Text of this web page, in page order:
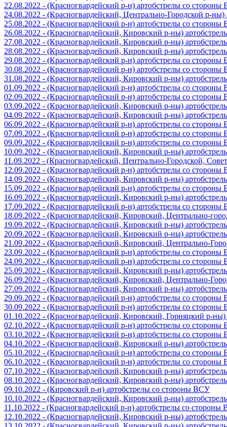
22.08.2022 - (Красногвардейский р-н) артобстрелы со
24.08.2022 - (Красногвардейский, Центрально-Городской р-
25.08.2022 - (Красногвардейский р-н) артобстрелы со
26.08.2022 - (Красногвардейский, Кировский р-ны)
27.08.2022 - (Красногвардейский, Кировский р-ны)
28.08.2022 - (Красногвардейский, Кировский р-ны)
29.08.2022 - (Красногвардейский р-н) артобстрелы со
30.08.2022 - (Красногвардейский р-н) артобстрелы со
31.08.2022 - (Красногвардейский, Кировский р-ны)
01.09.2022 - (Красногвардейский р-н) артобстрелы со
02.09.2022 - (Красногвардейский р-н) артобстрелы со
03.09.2022 - (Красногвардейский, Кировский р-ны)
04.09.2022 - (Красногвардейский, Кировский р-ны)
06.09.2022 - (Красногвардейский р-н) артобстрелы со
07.09.2022 - (Красногвардейский р-н) артобстрелы со
09.09.2022 - (Красногвардейский р-н) артобстрелы со
10.09.2022 - (Красногвардейский, Кировский р-ны)
11.09.2022 - (Красногвардейский, Центрально-Городской,
12.09.2022 - (Красногвардейский р-н) артобстрелы со
14.09.2022 - (Красногвардейский, Кировский р-ны)
15.09.2022 - (Красногвардейский р-н) артобстрелы со
16.09.2022 - (Красногвардейский, Кировский р-ны)
17.09.2022 - (Красногвардейский р-н) артобстрелы со
18.09.2022 - (Красногвардейский, Кировский, Центрально-
19.09.2022 - (Красногвардейский, Кировский р-ны)
20.09.2022 - (Красногвардейский, Кировский р-ны)
21.09.2022 - (Красногвардейский, Кировский, Центрально-
23.09.2022 - (Красногвардейский р-н) артобстрелы со
24.09.2022 - (Красногвардейский р-н) артобстрелы со
25.09.2022 - (Красногвардейский, Кировский р-ны)
26.09.2022 - (Красногвардейский, Кировский, Центрально-
27.09.2022 - (Красногвардейский, Кировский р-ны)
29.09.2022 - (Красногвардейский р-н) артобстрелы со
30.09.2022 - (Красногвардейский р-н) артобстрелы со
01.10.2022 - (Красногвардейский, Кировский, Горняцкий р-
02.10.2022 - (Красногвардейский р-н) артобстрелы со
03.10.2022 - (Красногвардейский р-н) артобстрелы со
04.10.2022 - (Красногвардейский, Кировский р-ны)
05.10.2022 - (Красногвардейский р-н) артобстрелы со
06.10.2022 - (Красногвардейский р-н) артобстрелы со
07.10.2022 - (Красногвардейский, Кировский р-ны)
08.10.2022 - (Красногвардейский, Кировский р-ны)
09.10.2022 - (Кировский р-н) артобстрелы со стороны ВСУ
10.10.2022 - (Красногвардейский, Кировский р-ны)
11.10.2022 - (Красногвардейский р-н) артобстрелы со стороны
12.10.2022 - (Красногвардейский, Кировский р-ны)